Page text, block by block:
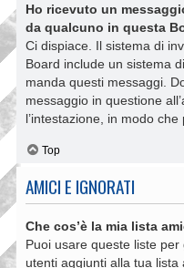
Ho ricevuto un
da qualcuno in questa
Ci dispiace. Il sistema di
Board include un sistema
manda questi messaggi.
messaggio in questione
l’intestazione, in modo che
Top
AMICI E IGNORATI
Che cos’è la mia lista
Puoi usare queste liste
utenti aggiunti alla tua